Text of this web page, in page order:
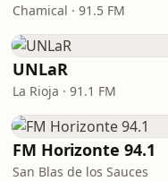
Chamical · 91.5 FM
UNLaR
La Rioja · 91.1 FM
FM Horizonte 94.1
San Blas de los Sauces